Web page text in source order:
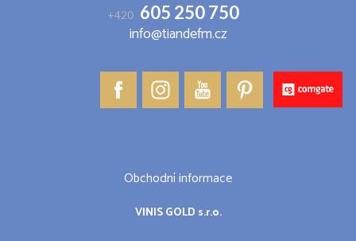
+420 605 250 750
info@tiandefm.cz
Obchodní informace
VINIS GOLD s.r.o.